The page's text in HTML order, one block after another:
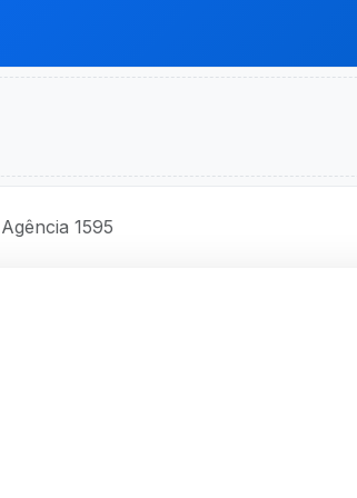
Agência 1595